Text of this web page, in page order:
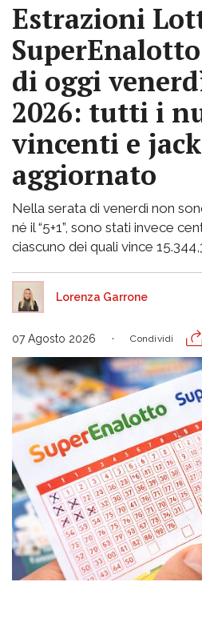
Estrazioni
di oggi
2026: tutti i
vincenti e
aggiornato
Nella serata di venerdì non
né il “5+1”, sono stati invece
ciascuno dei quali vince
Lorenza Garrone
07 Agosto 2026 Condividi